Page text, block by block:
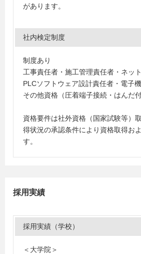
があります。
社内検定制度
制度あり
工事責任者・施工管理責任者・ネッ
PLCソフトウェア設計責任者・電子
その他資格（圧着端子接続・はんだ付
資格要件は社外資格（国家試験等）
得状況の承認条件により資格取得お
す。
採用実績
採用実績（学校）
＜大学院＞